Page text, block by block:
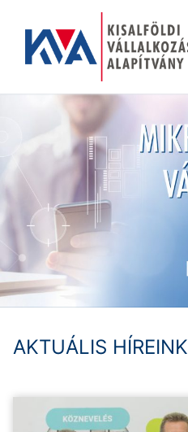
tartalomra
AKTUÁLIS HÍREINK